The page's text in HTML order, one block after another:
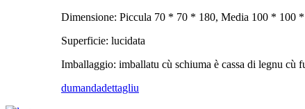
Dimensione: Piccula 70 * 70 * 180, Media 100 * 100
Superficie: lucidata
Imballaggio: imballatu cù schiuma è cassa di legnu cù
dumandadettagliu